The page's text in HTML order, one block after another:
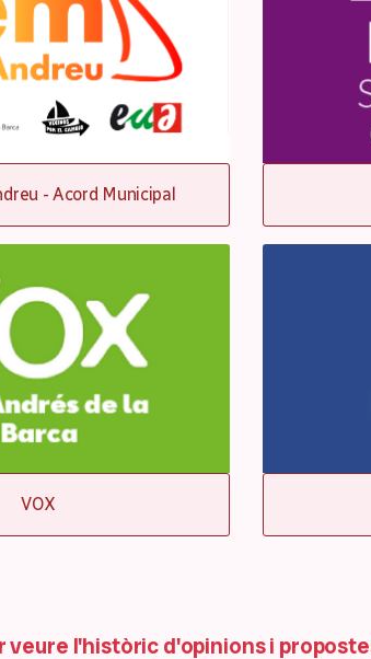
- Acord Municipal
VOX
veure l'històric d'opinions i